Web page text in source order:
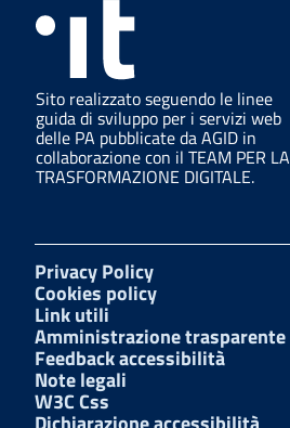
Sito realizzato seguendo le linee
guida di sviluppo per i servizi web
delle PA pubblicate da AGID in
collaborazione con il TEAM PER LA
TRASFORMAZIONE DIGITALE.
Privacy Policy
Cookies policy
Link utili
Amministrazione trasparente
Feedback accessibilità
Note legali
W3C Css